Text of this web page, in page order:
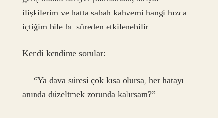
ilişkilerim ve hatta sabah kahvemi hangi hızda
içtiğim bile bu süreden etkilenebilir.
Kendi kendime sorular:
— “Ya dava süresi çok kısa olursa, her hatayı
anında düzeltmek zorunda kalırsam?”